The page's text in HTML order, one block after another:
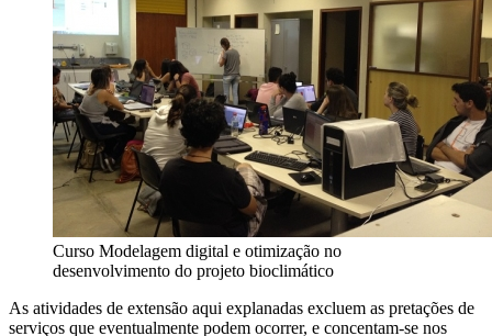
Curso Modelagem digital e otimização no
desenvolvimento do projeto bioclimático
As atividades de extensão aqui explanadas excluem as pretações de
serviços que eventualmente podem ocorrer, e concentam-se nos